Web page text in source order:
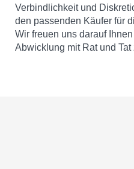
Verbindlichkeit und
den passenden Käufer für
Wir freuen uns darauf
Abwicklung mit Rat und